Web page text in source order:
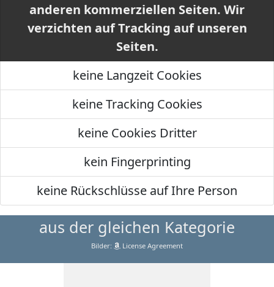
anderen kommerziellen Seiten. Wir
verzichten auf Tracking auf unseren
Seiten.
keine Langzeit Cookies
keine Tracking Cookies
keine Cookies Dritter
kein Fingerprinting
keine Rückschlüsse auf Ihre Person
aus der gleichen Kategorie
Bilder: License Agreement